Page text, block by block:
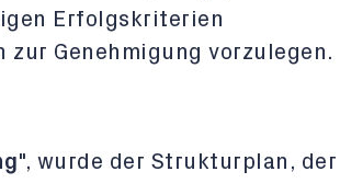
Erfolgskriterien
zur Genehmigung vorzulegen.
", wurde der Strukturplan, der